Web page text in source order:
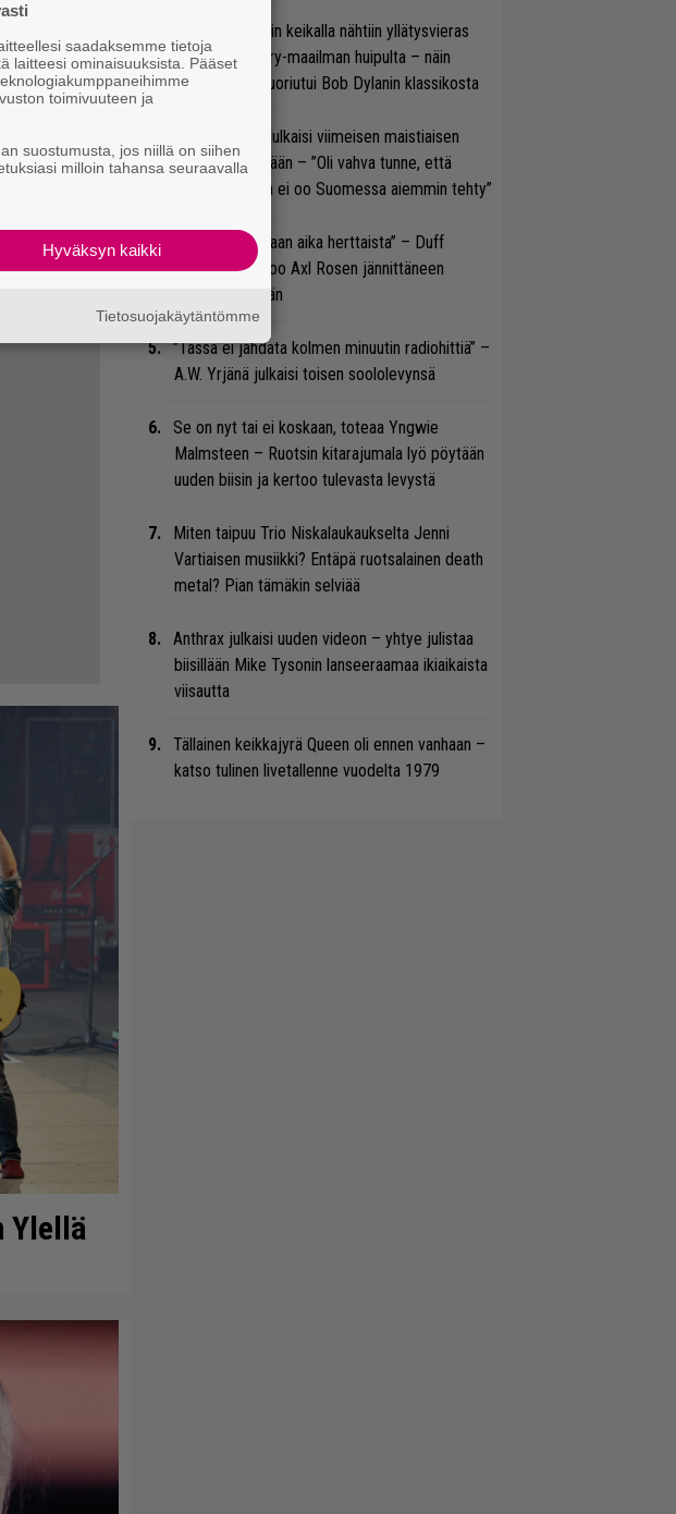
Ylellä
Guns N’ Rosesin keikalla nähtiin yllätysvieras
suoraan country-maailman huipulta – näin
kokoonpano suoriutui Bob Dylanin klassikosta
Marko Annala julkaisi viimeisen maistiaisen
soolodebyytiltään – ”Oli vahva tunne, että
tällaista musaa ei oo Suomessa aiemmin tehty”
”Se oli oikeastaan aika herttaista” – Duff
McKagan kertoo Axl Rosen jännittäneen
AC/DC-pestiään
”Tässä ei jahdata kolmen minuutin radiohittiä” –
A.W. Yrjänä julkaisi toisen soololevynsä
Se on nyt tai ei koskaan, toteaa Yngwie
Malmsteen – Ruotsin kitarajumala lyö pöytään
uuden biisin ja kertoo tulevasta levystä
Miten taipuu Trio Niskalaukaukselta Jenni
Vartiaisen musiikki? Entäpä ruotsalainen death
metal? Pian tämäkin selviää
Anthrax julkaisi uuden videon – yhtye julistaa
biisillään Mike Tysonin lanseeraamaa ikiaikaista
viisautta
Tällainen keikkajyrä Queen oli ennen vanhaan –
katso tulinen livetallenne vuodelta 1979
saadaksemme tietoja
laitteesi ominaisuuksista. Pääset
toimivuuteen ja
suostumusta, jos niillä on siihen
milloin tahansa seuraavalla
Hyväksyn kaikki
Tietosuojakäytäntömme